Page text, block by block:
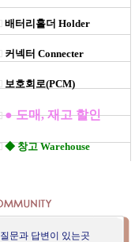
배터리홀더 Holder
커넥터 Connecter
보호회로(PCM)
● 도매, 재고 할인
◆ 창고 Warehouse
질문과 답변이 있는곳